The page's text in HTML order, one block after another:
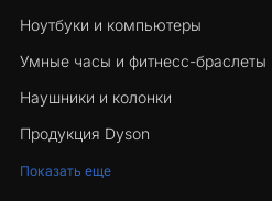
Ноутбуки и компьютеры
Умные часы и фитнесс-браслеты
Наушники и колонки
Продукция Dyson
Показать еще